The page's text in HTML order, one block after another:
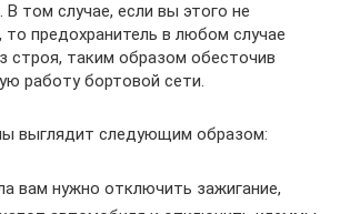
В том случае, если вы этого не
то предохранитель в любом случае
строя, таким образом обесточив
работу бортовой сети.
выглядит следующим образом:
вам нужно отключить зажигание,